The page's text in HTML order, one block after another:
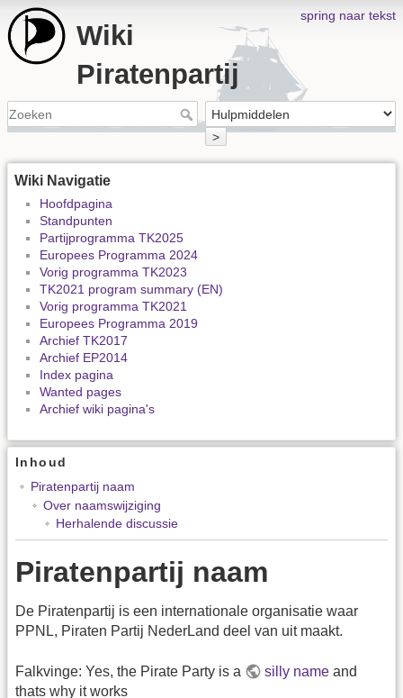
spring naar tekst
Wiki
Piratenpartij
>
Wiki Navigatie
Hoofdpagina
Standpunten
Partijprogramma TK2025
Europees Programma 2024
Vorig programma TK2023
TK2021 program summary (EN)
Vorig programma TK2021
Europees Programma 2019
Archief TK2017
Archief EP2014
Index pagina
Wanted pages
Archief wiki pagina's
Inhoud
Piratenpartij naam
Over naamswijziging
Herhalende discussie
Piratenpartij naam
De Piratenpartij is een internationale organisatie waar
PPNL, Piraten Partij NederLand deel van uit maakt.
Falkvinge: Yes, the Pirate Party is a silly name and
thats why it works